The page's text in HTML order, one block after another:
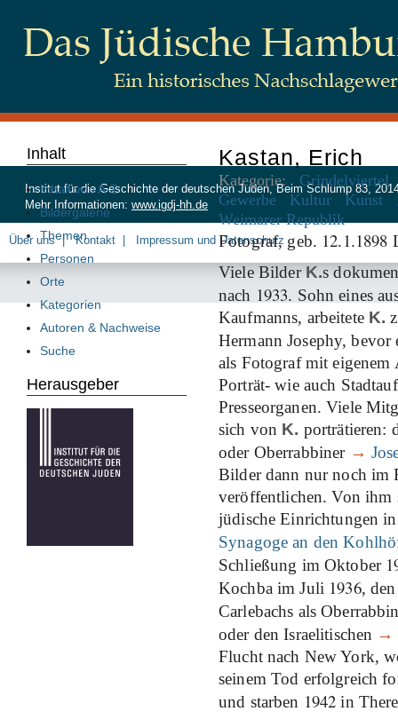
Kastan, Erich
Kategorie:
Grindelviertel
Gewerbe
Kultur Kunst
Weimarer Republik
Fotograf, geb. 12.1.1898
Viele Bilder K.s
nach 1933. Sohn eines
Kaufmanns, arbeitete K.
Hermann Josephy,
als Fotograf mit
Porträt- wie auch
Presseorganen. Viele
sich von K. porträtieren:
oder Oberrabbiner →
Bilder dann nur noch im
veröffentlichen. Von ihm
jüdische Einrichtungen
Synagoge an den
Schließung im Oktober
Kochba im Juli 1936,
Carlebachs als
oder den Israelitischen →
Flucht nach New York,
seinem Tod erfolgreich
und starben 1942 in
Inhalt
Inhalt von A-Z
Bildergalerie
Themen
Personen
Orte
Kategorien
Autoren & Nachweise
Suche
Herausgeber
Institut für die Geschichte der deutschen Juden, Beim Schlump 83,
Mehr Informationen: www.igdj-hh.de
Über uns Kontakt Impressum und Datenschutz